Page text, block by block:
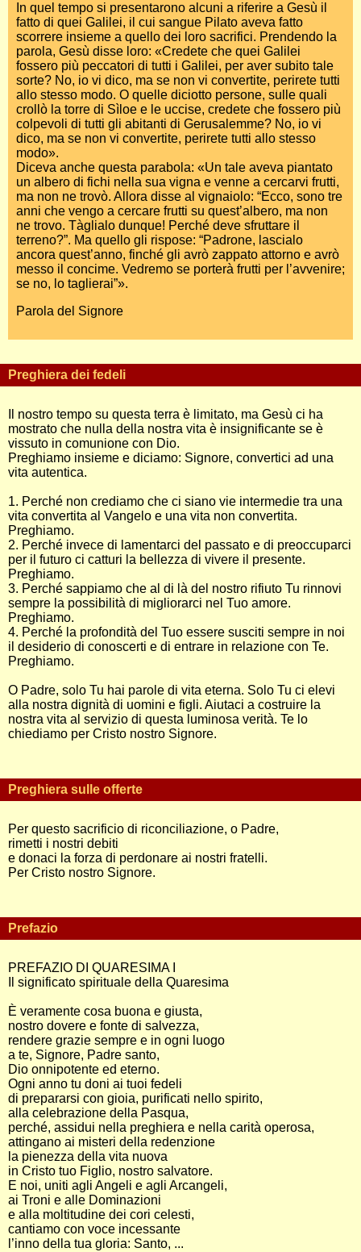
In quel tempo si presentarono alcuni a riferire a Gesù il
fatto di quei Galilei, il cui sangue Pilato aveva fatto
scorrere insieme a quello dei loro sacrifici. Prendendo la
parola, Gesù disse loro: «Credete che quei Galilei
fossero più peccatori di tutti i Galilei, per aver subito tale
sorte? No, io vi dico, ma se non vi convertite, perirete tutti
allo stesso modo. O quelle diciotto persone, sulle quali
crollò la torre di Sìloe e le uccise, credete che fossero più
colpevoli di tutti gli abitanti di Gerusalemme? No, io vi
dico, ma se non vi convertite, perirete tutti allo stesso
modo».
Diceva anche questa parabola: «Un tale aveva piantato
un albero di fichi nella sua vigna e venne a cercarvi frutti,
ma non ne trovò. Allora disse al vignaiolo: “Ecco, sono tre
anni che vengo a cercare frutti su quest’albero, ma non
ne trovo. Tàglialo dunque! Perché deve sfruttare il
terreno?”. Ma quello gli rispose: “Padrone, lascialo
ancora quest’anno, finché gli avrò zappato attorno e avrò
messo il concime. Vedremo se porterà frutti per l’avvenire;
se no, lo taglierai”».
Parola del Signore
Preghiera dei fedeli
Il nostro tempo su questa terra è limitato, ma Gesù ci ha
mostrato che nulla della nostra vita è insignificante se è
vissuto in comunione con Dio.
Preghiamo insieme e diciamo: Signore, convertici ad una
vita autentica.
1. Perché non crediamo che ci siano vie intermedie tra una
vita convertita al Vangelo e una vita non convertita.
Preghiamo.
2. Perché invece di lamentarci del passato e di preoccuparci
per il futuro ci catturi la bellezza di vivere il presente.
Preghiamo.
3. Perché sappiamo che al di là del nostro rifiuto Tu rinnovi
sempre la possibilità di migliorarci nel Tuo amore.
Preghiamo.
4. Perché la profondità del Tuo essere susciti sempre in noi
il desiderio di conoscerti e di entrare in relazione con Te.
Preghiamo.
O Padre, solo Tu hai parole di vita eterna. Solo Tu ci elevi
alla nostra dignità di uomini e figli. Aiutaci a costruire la
nostra vita al servizio di questa luminosa verità. Te lo
chiediamo per Cristo nostro Signore.
Preghiera sulle offerte
Per questo sacrificio di riconciliazione, o Padre,
rimetti i nostri debiti
e donaci la forza di perdonare ai nostri fratelli.
Per Cristo nostro Signore.
Prefazio
PREFAZIO DI QUARESIMA I
Il significato spirituale della Quaresima
È veramente cosa buona e giusta,
nostro dovere e fonte di salvezza,
rendere grazie sempre e in ogni luogo
a te, Signore, Padre santo,
Dio onnipotente ed eterno.
Ogni anno tu doni ai tuoi fedeli
di prepararsi con gioia, purificati nello spirito,
alla celebrazione della Pasqua,
perché, assidui nella preghiera e nella carità operosa,
attingano ai misteri della redenzione
la pienezza della vita nuova
in Cristo tuo Figlio, nostro salvatore.
E noi, uniti agli Angeli e agli Arcangeli,
ai Troni e alle Dominazioni
e alla moltitudine dei cori celesti,
cantiamo con voce incessante
l’inno della tua gloria: Santo, ...